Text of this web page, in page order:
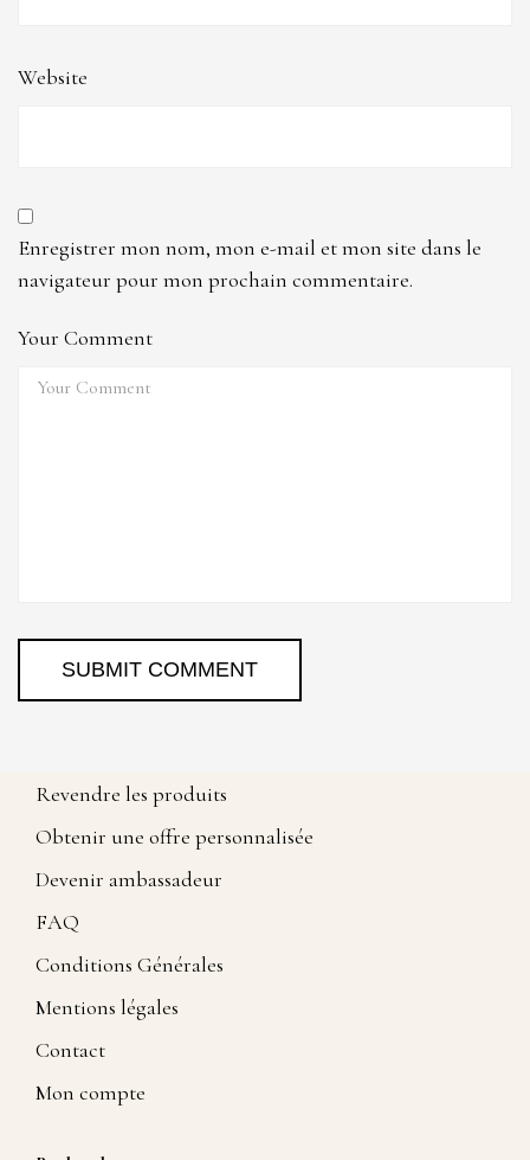
Website
Enregistrer mon nom, mon e-mail et mon site dans le
navigateur pour mon prochain commentaire.
Your Comment
Revendre les produits
Obtenir une offre personnalisée
Devenir ambassadeur
FAQ
Conditions Générales
Mentions légales
Contact
Mon compte